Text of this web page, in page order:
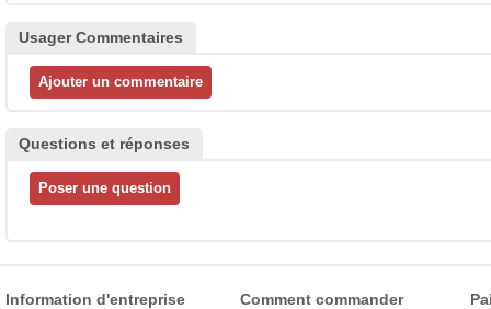
Usager Commentaires
Questions et réponses
Information d'entreprise Comment commander